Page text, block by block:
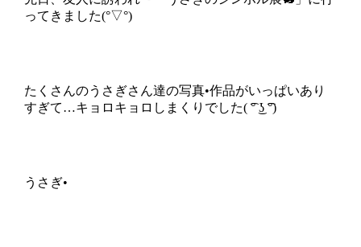
ってきました(°▽°)
たくさんのうさぎさん達の写真•作品がいっぱいあり
すぎて…キョロキョロしまくりでした( ͡° ͜ʖ ͡°)
うさぎ•